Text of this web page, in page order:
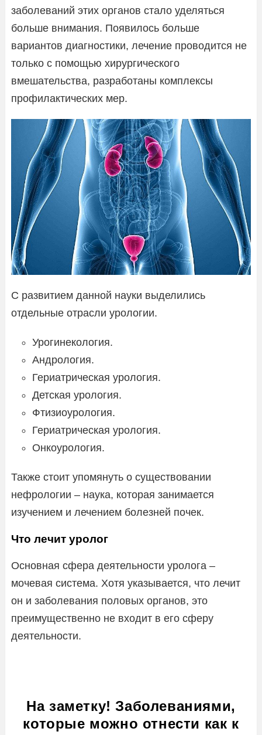
заболеваний этих органов стало уделяться
больше внимания. Появилось больше
вариантов диагностики, лечение проводится не
только с помощью хирургического
вмешательства, разработаны комплексы
профилактических мер.
С развитием данной науки выделились
отдельные отрасли урологии.
Урогинекология.
Андрология.
Гериатрическая урология.
Детская урология.
Фтизиоурология.
Гериатрическая урология.
Онкоурология.
Также стоит упомянуть о существовании
нефрологии – наука, которая занимается
изучением и лечением болезней почек.
Что лечит уролог
Основная сфера деятельности уролога –
мочевая система. Хотя указывается, что лечит
он и заболевания половых органов, это
преимущественно не входит в его сферу
деятельности.
На заметку! Заболеваниями,
которые можно отнести как к